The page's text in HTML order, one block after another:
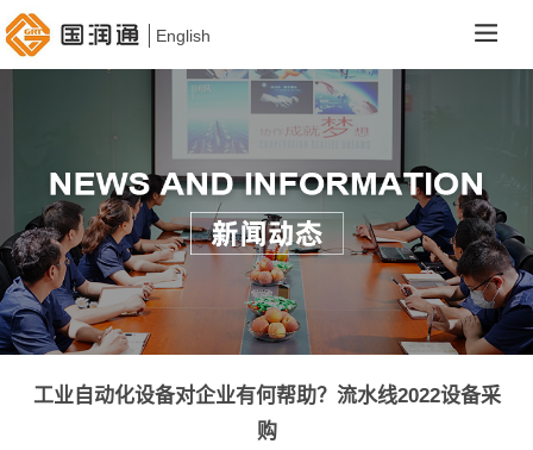
English
工业自动化设备对企业有何帮助？流水线2022设备采
购